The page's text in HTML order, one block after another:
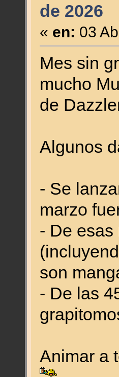
de 2026
« en: 03
Mes sin
mucho
de
Algunos
- Se
marzo
- De esas
son
- De las
Animar a